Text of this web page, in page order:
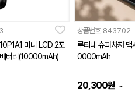
미니 LCD 2포
터리(10000mAh)
상품번호 843702
루티네 슈퍼차저 맥
0000mAh
20,300원 ~